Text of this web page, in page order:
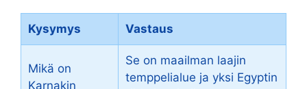
Kysymys Vastaus
Mikä on
Karnakin
Se on maailman laajin
temppelialue ja yksi Egyptin